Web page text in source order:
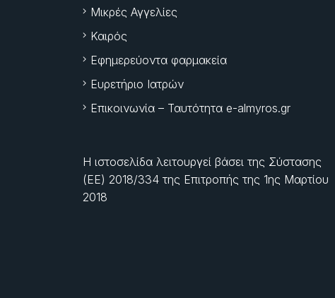
Μικρές Αγγελίες
Καιρός
Εφημερεύοντα φαρμακεία
Ευρετήριο Ιατρών
Επικοινωνία – Ταυτότητα e-almyros.gr
Η ιστοσελίδα λειτουργεί βάσει της Σύστασης
(ΕΕ) 2018/334 της Επιτροπής της 1ης Μαρτίου
2018